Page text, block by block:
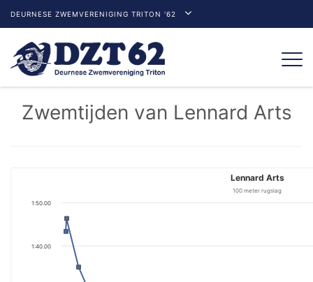
DEURNESE ZWEMVERENIGING TRITON '62
Zwemtijden van Lennard Arts
Lennard Arts
100 meter rugslag
1:40.00
1:50.00